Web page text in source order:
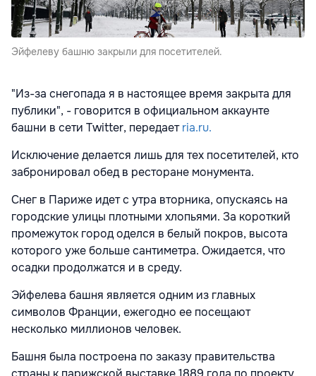
Эйфелеву башню закрыли для посетителей.
"Из-за снегопада я в настоящее время закрыта для
публики", - говорится в официальном аккаунте
башни в сети Twitter, передаетria.ru.
Исключение делается лишь для тех посетителей, кто
забронировал обед в ресторане монумента.
Снег в Париже идет с утра вторника, опускаясь на
городские улицы плотными хлопьями. За короткий
промежуток город оделся в белый покров, высота
которого уже больше сантиметра. Ожидается, что
осадки продолжатся и в среду.
Эйфелева башня является одним из главных
символов Франции, ежегодно ее посещают
несколько миллионов человек.
Башня была построена по заказу правительства